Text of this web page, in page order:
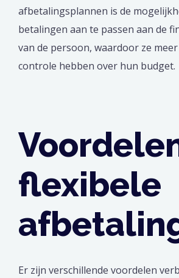
afbetalingsplannen is de
betalingen aan te passen aan de
van de persoon, waardoor ze
controle hebben over hun budget.
flexibele
Er zijn verschillende voordelen